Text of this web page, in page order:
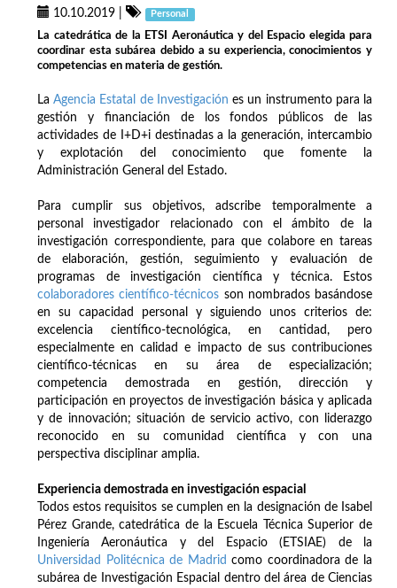
10.10.2019 Personal
La catedrática de la ETSI Aeronáutica y del Espacio elegida para
coordinar esta subárea debido a su experiencia, conocimientos y
competencias en materia de gestión.
La Agencia Estatal de Investigación es un instrumento para la
gestión y financiación de los fondos públicos de las
actividades de I+D+i destinadas a la generación, intercambio
y explotación del conocimiento que fomente la
Administración General del Estado.
Para cumplir sus objetivos, adscribe temporalmente a
personal investigador relacionado con el ámbito de la
investigación correspondiente, para que colabore en tareas
de elaboración, gestión, seguimiento y evaluación de
programas de investigación científica y técnica. Estos
colaboradores científico-técnicos son nombrados basándose
en su capacidad personal y siguiendo unos criterios de:
excelencia científico-tecnológica, en cantidad, pero
especialmente en calidad e impacto de sus contribuciones
científico-técnicas en su área de especialización;
competencia demostrada en gestión, dirección y
participación en proyectos de investigación básica y aplicada
y de innovación; situación de servicio activo, con liderazgo
reconocido en su comunidad científica y con una
perspectiva disciplinar amplia.
Experiencia demostrada en investigación espacial
Todos estos requisitos se cumplen en la designación de Isabel
Pérez Grande, catedrática de la Escuela Técnica Superior de
Ingeniería Aeronáutica y del Espacio (ETSIAE) de la
Universidad Politécnica de Madrid como coordinadora de la
subárea de Investigación Espacial dentro del área de Ciencias